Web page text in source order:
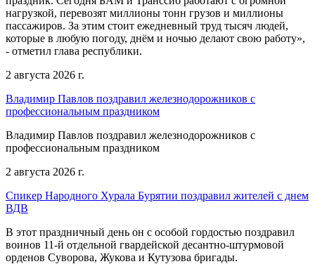
нагрузкой, перевозят миллионы тонн грузов и миллионы
пассажиров. За этим стоит ежедневный труд тысяч людей,
которые в любую погоду, днём и ночью делают свою работу»,
- отметил глава республики.
2 августа 2026 г.
Владимир Павлов поздравил железнодорожников с
профессиональным праздником
Владимир Павлов поздравил железнодорожников с
профессиональным праздником
2 августа 2026 г.
Спикер Народного Хурала Бурятии поздравил жителей с днем
ВДВ
В этот праздничный день он с особой гордостью поздравил
воинов 11-й отдельной гвардейской десантно-штурмовой
орденов Суворова, Жукова и Кутузова бригады.